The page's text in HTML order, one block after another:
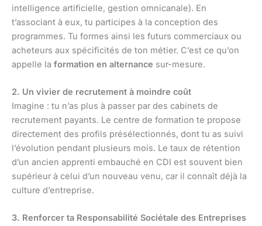
intelligence artificielle, gestion omnicanale). En
t’associant à eux, tu participes à la conception des
programmes. Tu formes ainsi les futurs commerciaux ou
acheteurs aux spécificités de ton métier. C’est ce qu’on
appelle la formation en alternance sur-mesure.
2. Un vivier de recrutement à moindre coût
Imagine : tu n’as plus à passer par des cabinets de
recrutement payants. Le centre de formation te propose
directement des profils présélectionnés, dont tu as suivi
l’évolution pendant plusieurs mois. Le taux de rétention
d’un ancien apprenti embauché en CDI est souvent bien
supérieur à celui d’un nouveau venu, car il connaît déjà la
culture d’entreprise.
3. Renforcer ta Responsabilité Sociétale des Entreprises